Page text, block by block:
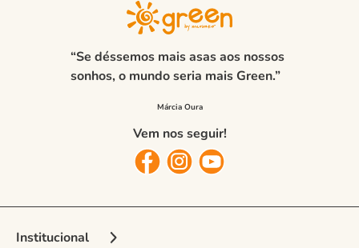
“Se déssemos mais asas aos nossos
sonhos, o mundo seria mais Green.”
Vem nos seguir!
Institucional